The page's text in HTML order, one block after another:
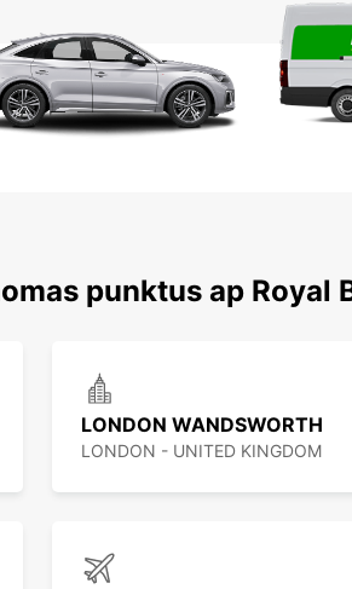
punktus ap Royal
LONDON WANDSWORTH
LONDON - UNITED KINGDOM